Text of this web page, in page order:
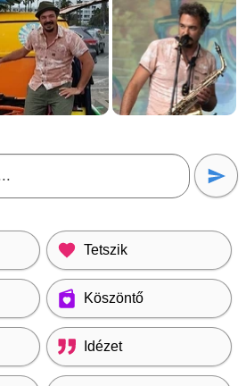
Tetszik
Köszöntő
Idézet